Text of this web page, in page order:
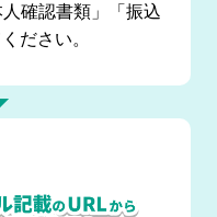
確認書類」「振込
ださい。